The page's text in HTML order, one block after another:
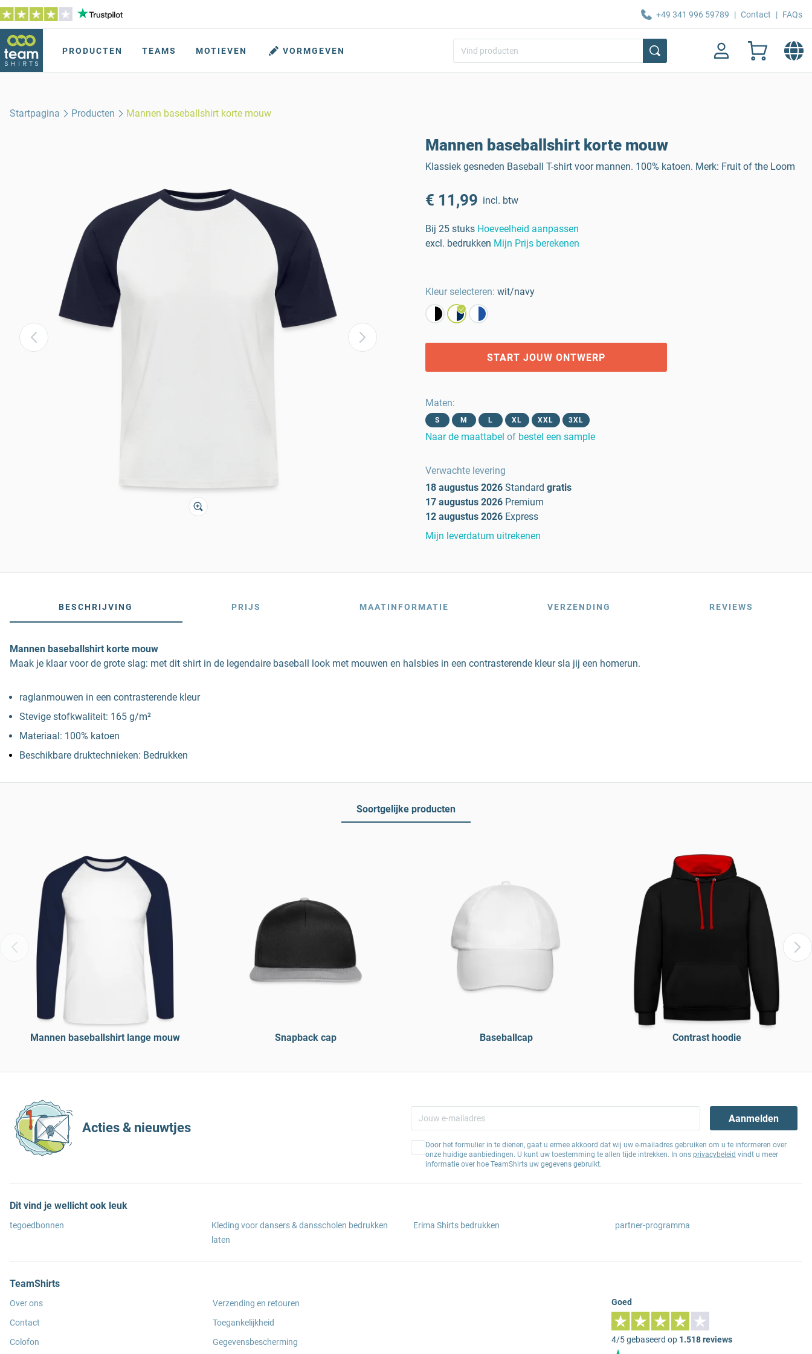
+49 341 996 59789 | Contact | FAQs
PRODUCTEN TEAMS MOTIEVEN VORMGEVEN
Startpagina Producten Mannen baseballshirt korte mouw
Mannen baseballshirt korte mouw
Klassiek gesneden Baseball T-shirt voor mannen. 100% katoen. Merk: Fruit of the Loom
€ 11,99 incl. btw
Bij 25 stuks Hoeveelheid aanpassen
excl. bedrukken Mijn Prijs berekenen
Kleur selecteren: wit/navy
START JOUW ONTWERP
Maten:
S M L XL XXL 3XL
Naar de maattabel of bestel een sample
Verwachte levering
18 augustus 2026 Standard gratis
17 augustus 2026 Premium
12 augustus 2026 Express
Mijn leverdatum uitrekenen
BESCHRIJVING PRIJS MAATINFORMATIE VERZENDING REVIEWS
Mannen baseballshirt korte mouw
Maak je klaar voor de grote slag: met dit shirt in de legendaire baseball look met mouwen en halsbies in een contrasterende kleur sla jij een homerun.
raglanmouwen in een contrasterende kleur
Stevige stofkwaliteit: 165 g/m²
Materiaal: 100% katoen
Beschikbare druktechnieken: Bedrukken
Soortgelijke producten
Mannen baseballshirt lange mouw Snapback cap Baseballcap Contrast hoodie
Acties & nieuwtjes
Aanmelden
Door het formulier in te dienen, gaat u ermee akkoord dat wij uw e-mailadres gebruiken om u te informeren over
onze huidige aanbiedingen. U kunt uw toestemming te allen tijde intrekken. In ons privacybeleid vindt u meer
informatie over hoe TeamShirts uw gegevens gebruikt.
Dit vind je wellicht ook leuk
tegoedbonnen
Kleding voor dansers & dansscholen bedrukken
laten
Erima Shirts bedrukken partner-programma
TeamShirts
Over ons
Contact
Colofon
Verzending en retouren
Toegankelijkheid
Gegevensbescherming
Goed
4/5 gebaseerd op 1.518 reviews